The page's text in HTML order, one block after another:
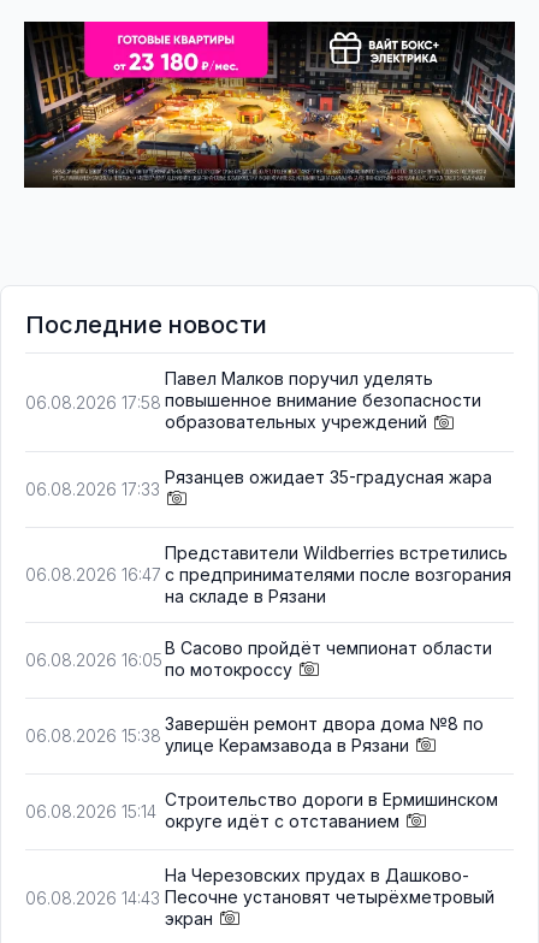
Последние новости
06.08.2026 17:58
Павел Малков поручил уделять
повышенное внимание безопасности
образовательных учреждений
06.08.2026 17:33
Рязанцев ожидает 35-градусная жара
06.08.2026 16:47
Представители Wildberries встретились
с предпринимателями после возгорания
на складе в Рязани
06.08.2026 16:05
В Сасово пройдёт чемпионат области
по мотокроссу
06.08.2026 15:38
Завершён ремонт двора дома №8 по
улице Керамзавода в Рязани
06.08.2026 15:14
Строительство дороги в Ермишинском
округе идёт с отставанием
06.08.2026 14:43
На Черезовских прудах в Дашково-
Песочне установят четырёхметровый
экран